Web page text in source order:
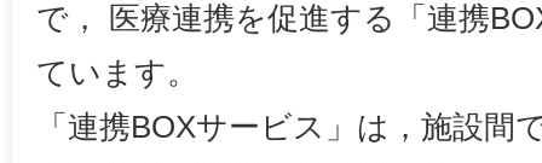
で， 医療連携を促進する「連携
ています。
「連携BOXサービス」は，施設間